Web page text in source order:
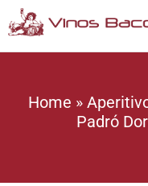
Home »
Padró